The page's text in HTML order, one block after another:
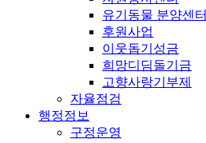
유기동물 분양센터
후원사업
이웃돕기성금
희망디딤돌기금
고향사랑기부제
자율점검
행정정보
구정운영